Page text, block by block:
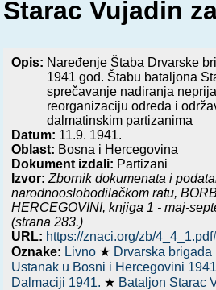
Starac Vujadin
Opis: Naređenje Štaba Drvarske
1941 god. Štabu bataljona
sprečavanje nadiranja
reorganizaciju odreda i
dalmatinskim partizanima
Datum: 11.9. 1941.
Oblast: Bosna i Hercegovina
Dokument izdali: Partizani
Izvor: Zbornik dokumenata i
narodnooslobodilačkom ratu,
HERCEGOVINI, knjiga 1 - maj-
(strana 283.)
URL: https://znaci.org/zb/
Oznake: Livno ★ Drvarska brigada
Ustanak u Bosni i Hercegovini
Dalmaciji 1941. ★ Bataljon Starac